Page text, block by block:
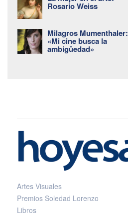
Rosario Weiss
Milagros Mumenthaler:
«Mi cine busca la
ambigüedad»
Artes Visuales
Premios Soledad Lorenzo
Libros